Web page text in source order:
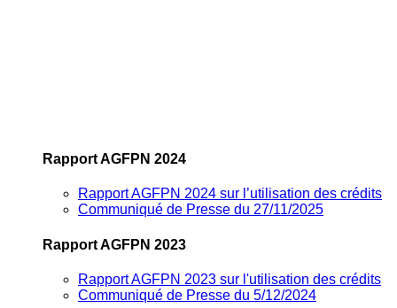
Rapport AGFPN 2024
Rapport AGFPN 2024 sur l’utilisation des crédits
Communiqué de Presse du 27/11/2025
Rapport AGFPN 2023
Rapport AGFPN 2023 sur l'utilisation des crédits
Communiqué de Presse du 5/12/2024